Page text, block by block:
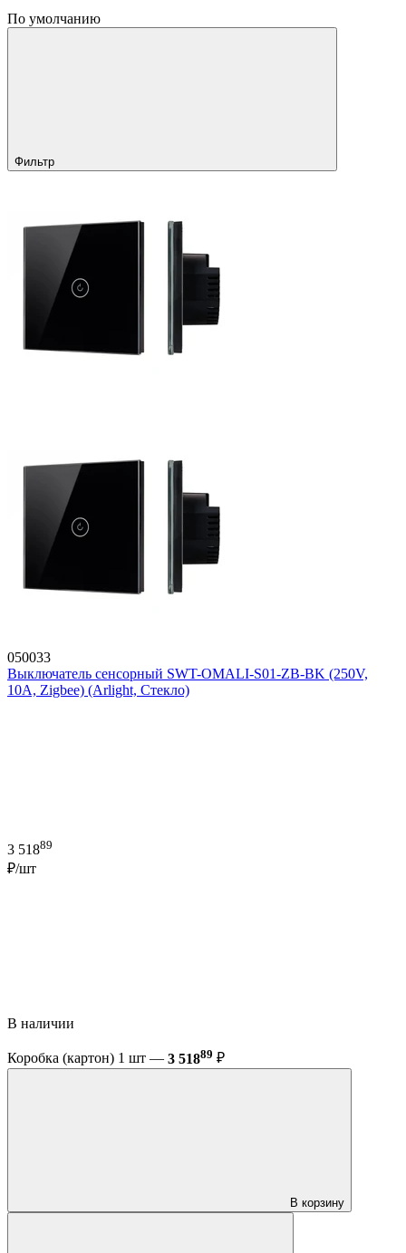
По умолчанию
Фильтр
050033
Выключатель сенсорный SWT-OMALI-S01-ZB-BK (250V,
10A, Zigbee) (Arlight, Стекло)
3 51889
₽/шт
В наличии
Коробка (картон) 1 шт — 3 51889 ₽
В корзину